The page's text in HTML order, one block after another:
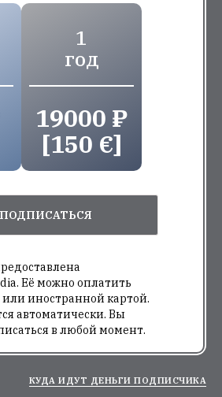
1
год
19000 ₽
[150 €]
ПОДПИСАТЬСЯ
Её можно оплатить
или иностранной картой.
автоматически. Вы
в любой момент.
КУДА ИДУТ ДЕНЬГИ ПОДПИСЧИКА